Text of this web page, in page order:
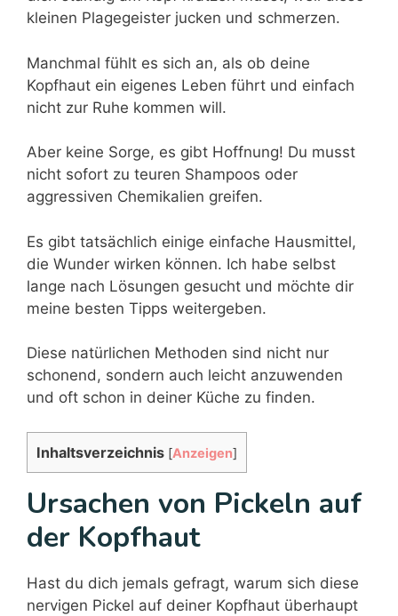
kleinen Plagegeister jucken und schmerzen.
Manchmal fühlt es sich an, als ob deine
Kopfhaut ein eigenes Leben führt und einfach
nicht zur Ruhe kommen will.
Aber keine Sorge, es gibt Hoffnung! Du musst
nicht sofort zu teuren Shampoos oder
aggressiven Chemikalien greifen.
Es gibt tatsächlich einige einfache Hausmittel,
die Wunder wirken können. Ich habe selbst
lange nach Lösungen gesucht und möchte dir
meine besten Tipps weitergeben.
Diese natürlichen Methoden sind nicht nur
schonend, sondern auch leicht anzuwenden
und oft schon in deiner Küche zu finden.
Inhaltsverzeichnis [Anzeigen]
Ursachen von Pickeln auf
der Kopfhaut
Hast du dich jemals gefragt, warum sich diese
nervigen Pickel auf deiner Kopfhaut überhaupt